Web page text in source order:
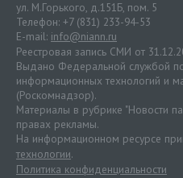
ул. М.Горького, д.151Б, пом. 5
Телефон: +7 (831) 233-94-53
E-mail: info@niann.ru
Реестровая запись СМИ от
Выдано Федеральной службой
информационных технологий и
(Роскомнадзор).
Материалы в рубрике "Новости
правах рекламы.
На информационном ресурсе
технологии.
Политика конфиденциальности